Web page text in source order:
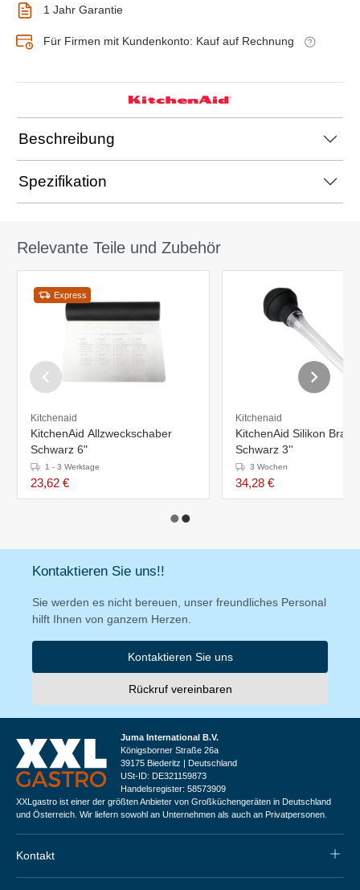
1 Jahr Garantie
Für Firmen mit Kundenkonto: Kauf auf Rechnung
Beschreibung
Spezifikation
Relevante Teile und Zubehör
Express
Kitchenaid
KitchenAid Allzweckschaber
Schwarz 6"
1 - 3 Werktage
23,62 €
Kitchenaid
KitchenAid Silikon
Schwarz 3''
3 Wochen
34,28 €
Kontaktieren Sie uns!!
Sie werden es nicht bereuen, unser freundliches Personal
hilft Ihnen von ganzem Herzen.
Kontaktieren Sie uns
Rückruf vereinbaren
Juma International B.V.
Königsborner Straße 26a
39175 Biederitz | Deutschland
USt-ID: DE321159873
Handelsregister: 58573909
XXLgastro ist einer der größten Anbieter von Großküchengeräten in Deutschland
und Österreich. Wir liefern sowohl an Unternehmen als auch an Privatpersonen.
Kontakt